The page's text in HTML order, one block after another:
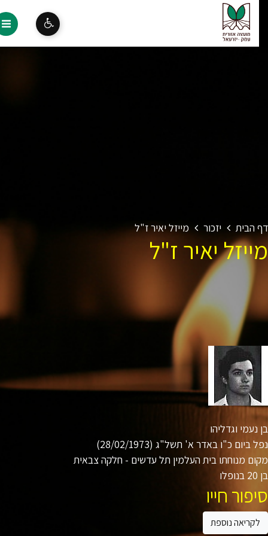
הבית יזכור מייזל יאיר ז"ל
יאיר ז"ל
וגדליהו
ביום כ"ו באדר א' תשל"ג (28/02/1973)
מנוחתו בית העלמין תל עדשים - חלקה צבאית
חייו
נוספת